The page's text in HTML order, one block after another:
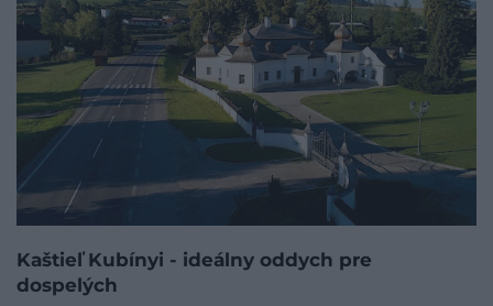
Kaštieľ Kubínyi - ideálny oddych pre
dospelých